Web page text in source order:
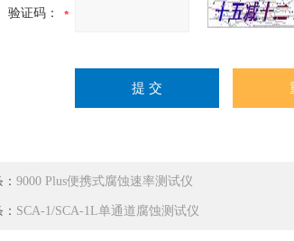
验证码：
9000 Plus便携式腐蚀速率测试仪
SCA-1/SCA-1L单通道腐蚀测试仪